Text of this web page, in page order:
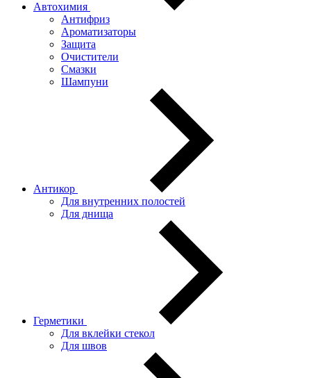
Автохимия
Антифриз
Ароматизаторы
Защита
Очистители
Смазки
Шампуни
Антикор
Для внутренних полостей
Для днища
Герметики
Для вклейки стекол
Для швов